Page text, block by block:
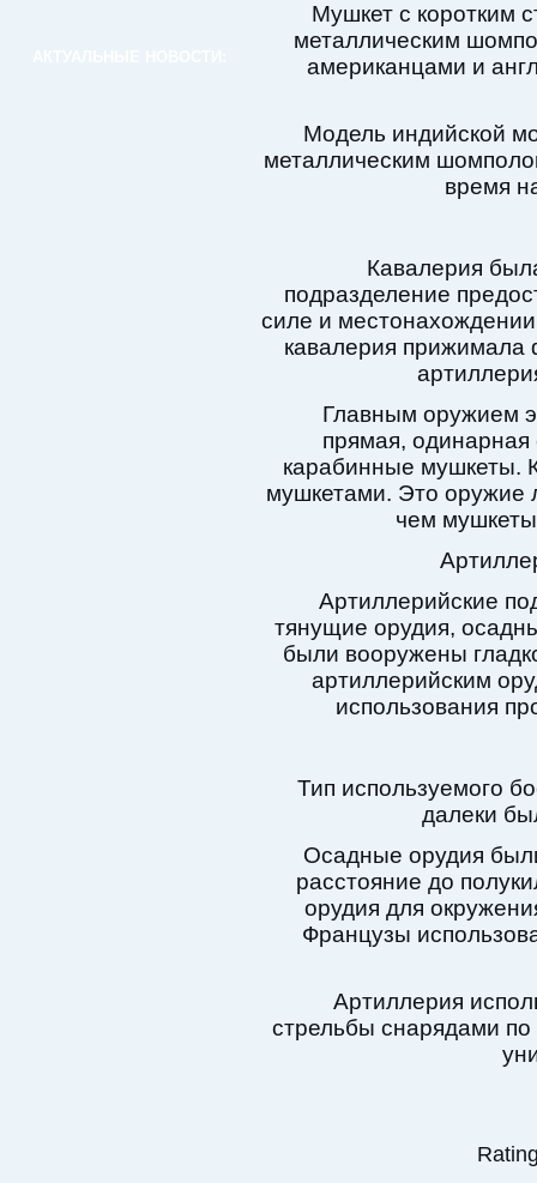
Мушкет с коротким
металлическим
американцами и
Модель индийской
металлическим
время
Кавалерия
подразделение
силе и
кавалерия прижимала
Главным оружием
прямая, одинарная
карабинные мушкеты.
мушкетами. Это оружие
чем
Артиллерийские
тянущие орудия,
были вооружены
артиллерийским
использования
Тип используемого
далеки
Осадные орудия
расстояние до
орудия для
Французы
Артиллерия
стрельбы снарядами